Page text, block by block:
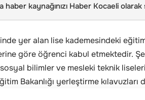
haber kaynağınızı Haber Kocaeli olarak
yer alan lise kademesindeki
göre öğrenci kabul etmektedir.
bilimler ve mesleki teknik
Bakanlığı yerleştirme